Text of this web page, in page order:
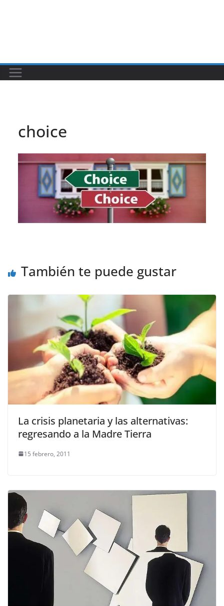
choice
También te puede gustar
La crisis planetaria y las alternativas:
regresando a la Madre Tierra
15 febrero, 2011